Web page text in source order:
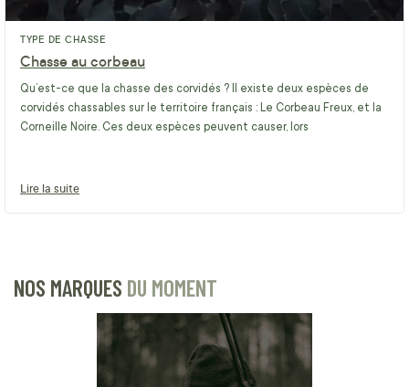
TYPE DE CHASSE
Chasse au corbeau
Qu’est-ce que la chasse des corvidés ? Il existe deux espèces de
corvidés chassables sur le territoire français : Le Corbeau Freux, et la
Corneille Noire. Ces deux espèces peuvent causer, lors
Lire la suite
NOS MARQUES DU MOMENT